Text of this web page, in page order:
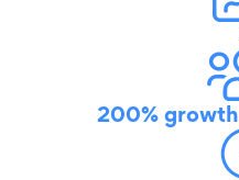
200% growth